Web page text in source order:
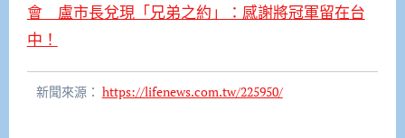
會 盧市長兌現「兄弟之約」：感謝將冠軍留在台
中！
新聞來源： https://lifenews.com.tw/225950/